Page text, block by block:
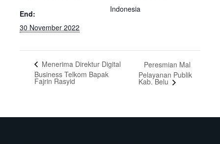
End:
30 November 2022
Indonesia
Menerima Direktur Digital
Business Telkom Bapak
Fajrin Rasyid
Peresmian Mal
Pelayanan Publik
Kab. Belu